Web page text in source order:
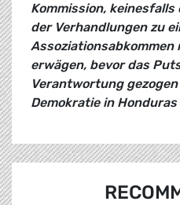
Kommission, keinesfalls
der Verhandlungen zu
Assoziationsabkommen
erwägen, bevor das
Verantwortung
Demokratie in